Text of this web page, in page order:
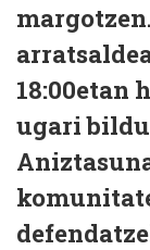
18:00etan
ugari bildu